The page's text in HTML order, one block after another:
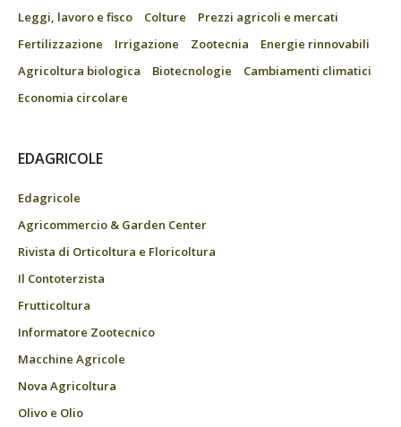
Leggi, lavoro e fisco
Colture
Prezzi agricoli e mercati
Fertilizzazione
Irrigazione Zootecnia
Energie rinnovabili
Agricoltura biologica
Biotecnologie
Cambiamenti climatici
Economia circolare
EDAGRICOLE
Edagricole
Agricommercio & Garden Center
Rivista di Orticoltura e Floricoltura
Il Contoterzista
Frutticoltura
Informatore Zootecnico
Macchine Agricole
Nova Agricoltura
Olivo e Olio